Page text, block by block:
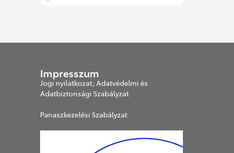
Impresszum
Jogi nyilatkozat; Adatvédelmi és
Adatbiztonsági Szabályzat
Panaszkezelési Szabályzat